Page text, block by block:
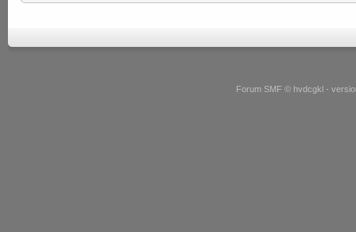
Forum SMF © hvdcgkl -